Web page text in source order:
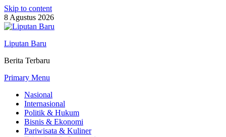
Skip to content
8 Agustus 2026
Liputan Baru
Berita Terbaru
Primary Menu
Nasional
Internasional
Politik & Hukum
Bisnis & Ekonomi
Pariwisata & Kuliner